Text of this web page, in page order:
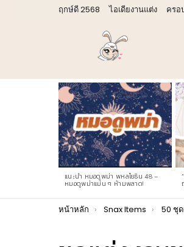
ฤกษ์ดี 2568 ไอเดียงานแต่ง ครอ
LATEST
STORIES
แนะนำ หมอดูพม่า พหลโยธิน 48 –
หมอดูพม่าแม่น ๆ ห้ามพลาด!
You are here:
หน้าหลัก Snax Items 50 ชุ